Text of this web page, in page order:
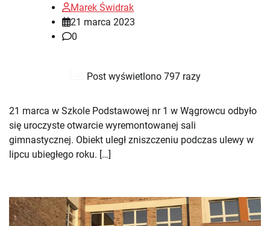
Marek Świdrak
21 marca 2023
0
Post wyświetlono 797 razy
21 marca w Szkole Podstawowej nr 1 w Wągrowcu odbyło
się uroczyste otwarcie wyremontowanej sali
gimnastycznej. Obiekt uległ zniszczeniu podczas ulewy w
lipcu ubiegłego roku. […]